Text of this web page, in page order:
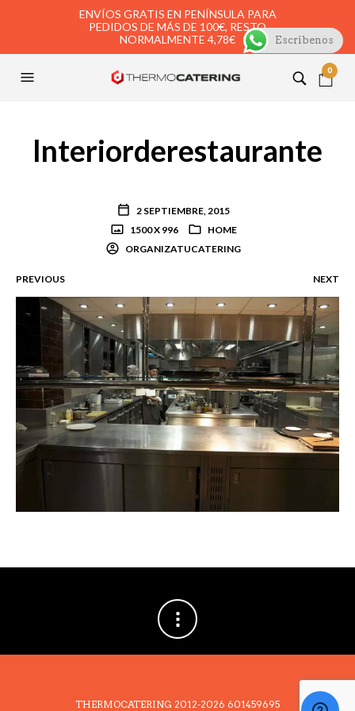
ENVÍOS GRATIS EN PENÍNSULA PARA
PEDIDOS DE MÁS DE 100€, RESTO
NORMALMENTE 4,78€
0
Interiorderestaurante
2 SEPTIEMBRE, 2015
1500 X 996
HOME
ORGANIZATUCATERING
PREVIOUS NEXT
THERMOCATERING 2012-2026 601459695
Escríbenos